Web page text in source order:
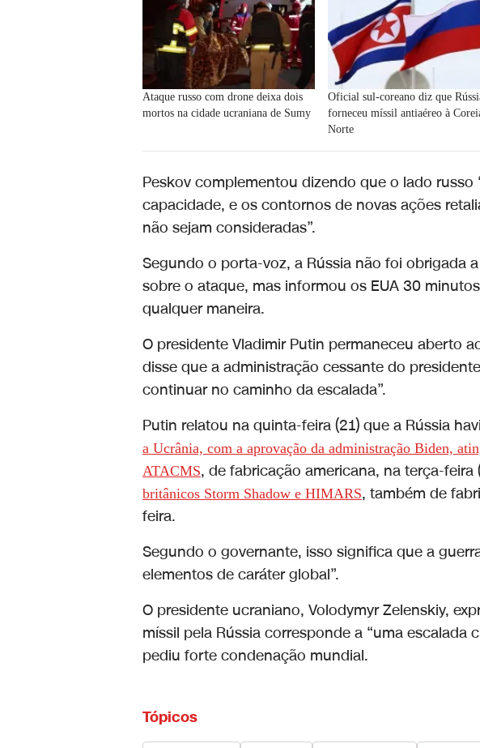
Ataque russo com drone deixa dois
mortos na cidade ucraniana de Sumy
Oficial sul-coreano diz que
forneceu míssil antiaéreo à
Norte
Peskov complementou dizendo que o lado
capacidade, e os contornos de novas ações
não sejam consideradas”.
Segundo o porta-voz, a Rússia não foi obrigada
sobre o ataque, mas informou os EUA 30
qualquer maneira.
O presidente Vladimir Putin permaneceu aberto
disse que a administração cessante do
continuar no caminho da escalada”.
Putin relatou na quinta-feira (21) que a Rússia
a Ucrânia, com a aprovação da administração Biden,
ATACMS, de fabricação americana, na terça-feira
britânicos Storm Shadow e HIMARS, também de
feira.
Segundo o governante, isso significa que a
elementos de caráter global”.
O presidente ucraniano, Volodymyr Zelenskiy,
míssil pela Rússia corresponde a “uma escalada
pediu forte condenação mundial.
Tópicos